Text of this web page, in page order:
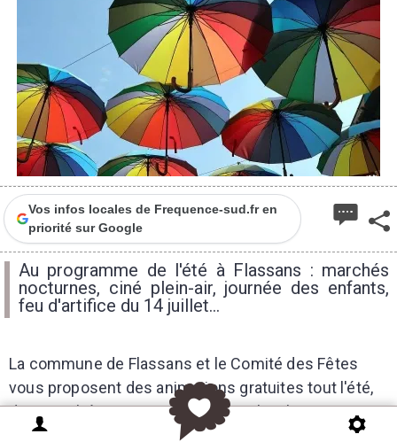
Vos infos locales de Frequence-sud.fr en
priorité sur Google
Au programme de l'été à Flassans : marchés
nocturnes, ciné plein-air, journée des enfants,
feu d'artifice du 14 juillet...
La commune de Flassans et le Comité des Fêtes
vous proposent des animations gratuites tout l'été,
des marchés nocturnes aux fêtes locales en
passant par des séances de cinéma en plein-air, le